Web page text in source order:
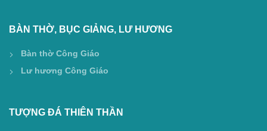
BÀN THỜ, BỤC GIẢNG, LƯ HƯƠNG
Bàn thờ Công Giáo
Lư hương Công Giáo
TƯỢNG ĐÁ THIÊN THẦN